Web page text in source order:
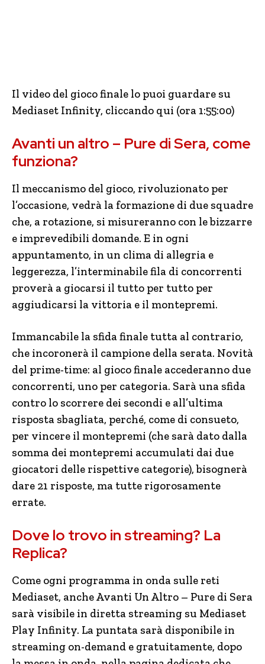
Il video del gioco finale lo puoi guardare su
Mediaset Infinity, cliccando qui (ora 1:55:00)
Avanti un altro – Pure di Sera, come
funziona?
Il meccanismo del gioco, rivoluzionato per
l’occasione, vedrà la formazione di due squadre
che, a rotazione, si misureranno con le bizzarre
e imprevedibili domande. E in ogni
appuntamento, in un clima di allegria e
leggerezza, l’interminabile fila di concorrenti
proverà a giocarsi il tutto per tutto per
aggiudicarsi la vittoria e il montepremi.
Immancabile la sfida finale tutta al contrario,
che incoronerà il campione della serata. Novità
del prime-time: al gioco finale accederanno due
concorrenti, uno per categoria. Sarà una sfida
contro lo scorrere dei secondi e all’ultima
risposta sbagliata, perché, come di consueto,
per vincere il montepremi (che sarà dato dalla
somma dei montepremi accumulati dai due
giocatori delle rispettive categorie), bisognerà
dare 21 risposte, ma tutte rigorosamente
errate.
Dove lo trovo in streaming? La
Replica?
Come ogni programma in onda sulle reti
Mediaset, anche Avanti Un Altro – Pure di Sera
sarà visibile in diretta streaming su Mediaset
Play Infinity. La puntata sarà disponibile in
streaming on-demand e gratuitamente, dopo